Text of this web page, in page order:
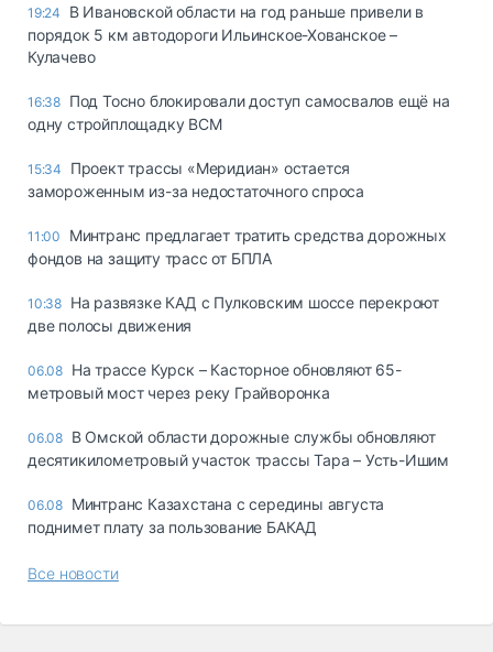
19:24
В Ивановской области на год раньше привели в
порядок 5 км автодороги Ильинское-Хованское –
Кулачево
16:38 Под Тосно блокировали доступ самосвалов ещё на
одну стройплощадку ВСМ
15:34
Проект трассы «Меридиан» остается
замороженным из-за недостаточного спроса
11:00
Минтранс предлагает тратить средства дорожных
фондов на защиту трасс от БПЛА
10:38 На развязке КАД с Пулковским шоссе перекроют
две полосы движения
06.08 На трассе Курск – Касторное обновляют 65-
метровый мост через реку Грайворонка
06.08 В Омской области дорожные службы обновляют
десятикилометровый участок трассы Тара – Усть-Ишим
06.08 Минтранс Казахстана с середины августа
поднимет плату за пользование БАКАД
Все новости